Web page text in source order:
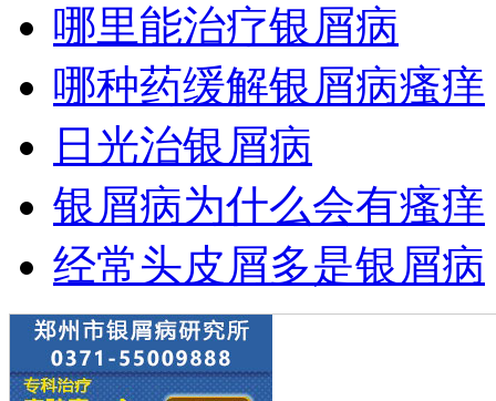
哪里能治疗银屑病
哪种药缓解银屑病瘙痒
日光治银屑病
银屑病为什么会有瘙痒
经常头皮屑多是银屑病